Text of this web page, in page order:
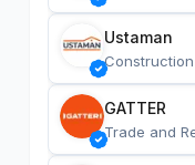
Ustaman
GATTER
Trade and